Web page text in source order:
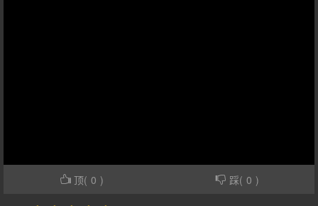
顶( 0 ) 踩( 0 )